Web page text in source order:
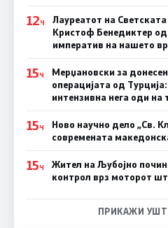
12Ч
Лауреатот на
Кристоф Бенедиктер
императив на нашето
15Ч
Мерџановски за
операцијата од
интензивна нега оди на
15Ч
Ново научно дело „Св.
современата
15Ч
Жител на Љубојно
контрол врз моторот
ПРИКАЖИ